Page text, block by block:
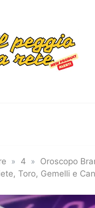
» 4 » Oroscopo
Toro, Gemelli e